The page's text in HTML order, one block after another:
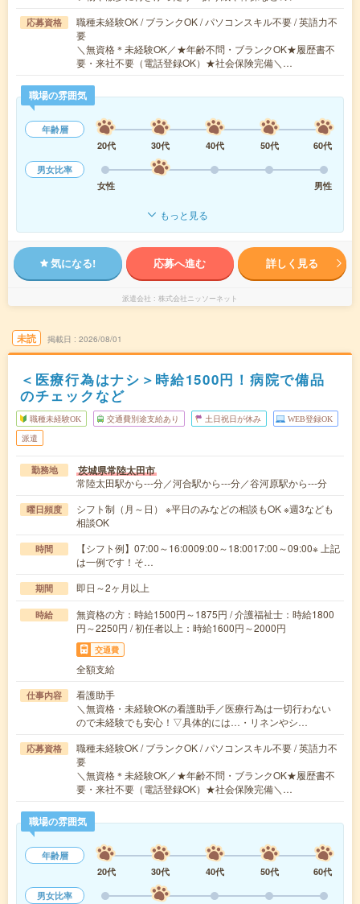
応募資格
職種未経験OK / ブランクOK / パソコンスキル不要 / 英語力不
要
＼無資格＊未経験OK／★年齢不問・ブランクOK★履歴書不
要・来社不要（電話登録OK）★社会保険完備＼…
職場の雰囲気
年齢層
20代
30代 40代 50代
60代
男女比率
女性
男性
もっと見る
気になる! 応募へ進む 詳しく見る
派遣会社 株式会社ニッソーネット
未読 掲載日 2026/08/01
＜医療行為はナシ＞時給1500円！病院で備品
のチェックなど
職種未経験OK 交通費別途支給あり 土日祝日が休み WEB登録OK
派遣
勤務地 茨城県常陸太田市
常陸太田駅から---分／河合駅から---分／谷河原駅から---分
曜日頻度
シフト制（月～日） ※平日のみなどの相談もOK ※週3なども
相談OK
時間
【シフト例】07:00～16:0009:00～18:0017:00～09:00※ 上記
は一例です！そ…
期間 即日～2ヶ月以上
時給
無資格の方：時給1500円～1875円 / 介護福祉士：時給1800
円～2250円 / 初任者以上：時給1600円～2000円
交通費
全額支給
仕事内容
看護助手
＼無資格・未経験OKの看護助手／医療行為は一切行わない
ので未経験でも安心！▽具体的には…・リネンやシ…
応募資格
職種未経験OK / ブランクOK / パソコンスキル不要 / 英語力不
要
＼無資格＊未経験OK／★年齢不問・ブランクOK★履歴書不
要・来社不要（電話登録OK）★社会保険完備＼…
職場の雰囲気
年齢層
20代
30代 40代 50代
60代
男女比率